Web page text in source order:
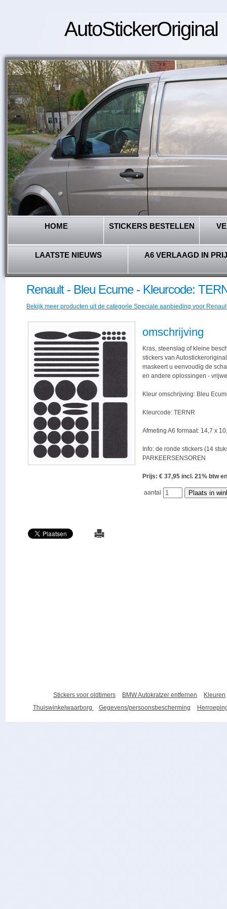
AutoStickerOriginal
HOME STICKERS BESTELLEN
LAATSTE NIEUWS A6 VERLAAGD IN
Renault - Bleu Ecume - Kleurcode:
Bekijk meer producten uit de categorie Speciale aanbieding voor
omschrijving
Kras, steenslag of kleine
stickers van
maskeert u eenvoudig de
en andere oplossingen -
Kleur omschrijving: Bleu
Kleurcode: TERNR
Afmeting A6 formaat: 14,7 x
Info: de ronde stickers (14
PARKEERSENSOREN
Prijs: € 37,95 incl. 21% btw
aantal
Stickers voor oldtimers BMW Autokratzer entfernen
Kleuren
Thuiswinkelwaarborg
Gegevens/persoonsbescherming